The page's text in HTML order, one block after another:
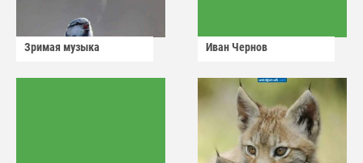
Зримая музыка Иван Чернов